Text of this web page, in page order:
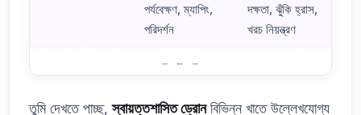
পর্যবেক্ষণ, ম্যাপিং,
পরিদর্শন
দক্ষতা, ঝুঁকি হ্রাস,
খরচ নিয়ন্ত্রণ
তুমি দেখতে পাচ্ছ,স্বায়ত্তশাসিত ড্রোনবিভিন্ন খাতে উল্লেখযোগ্য